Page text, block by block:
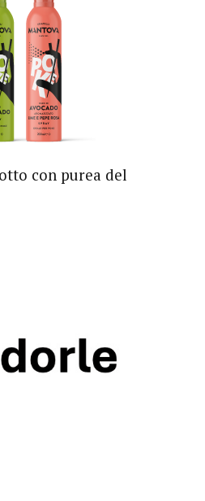
con purea del